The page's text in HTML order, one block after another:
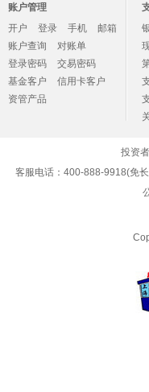
账户管理
开户
登录 手机
邮箱
账户查询
对账单
登录密码
交易密码
基金客户
信用卡客户
资管产品
投资
客服电话：400-888-9918(免